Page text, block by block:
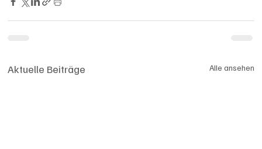
Aktuelle Beiträge Alle ansehen